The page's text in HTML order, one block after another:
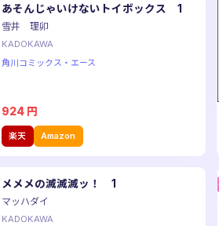
あそんじゃいけないトイボックス 1
雪井 理卯
KADOKAWA
角川コミックス・エース
924 円
楽天 Amazon
メメメの滅滅滅ッ！ 1
マッハダイ
KADOKAWA